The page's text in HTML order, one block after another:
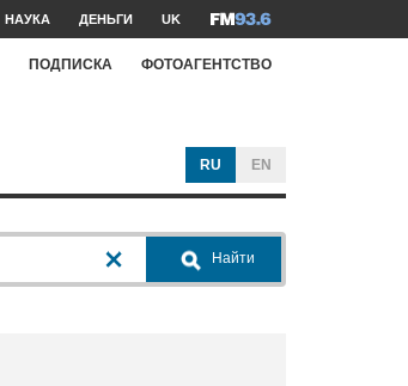
НАУКА ДЕНЬГИ UK
ПОДПИСКА ФОТОАГЕНТСТВО
RU EN
Найти